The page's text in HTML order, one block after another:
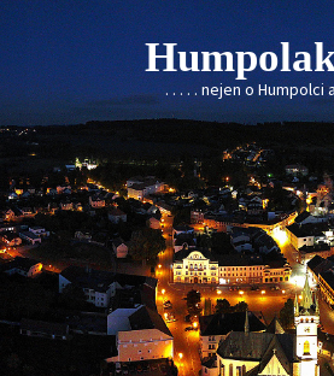
Skip
to
content
. . . . . nejen o Humpolci